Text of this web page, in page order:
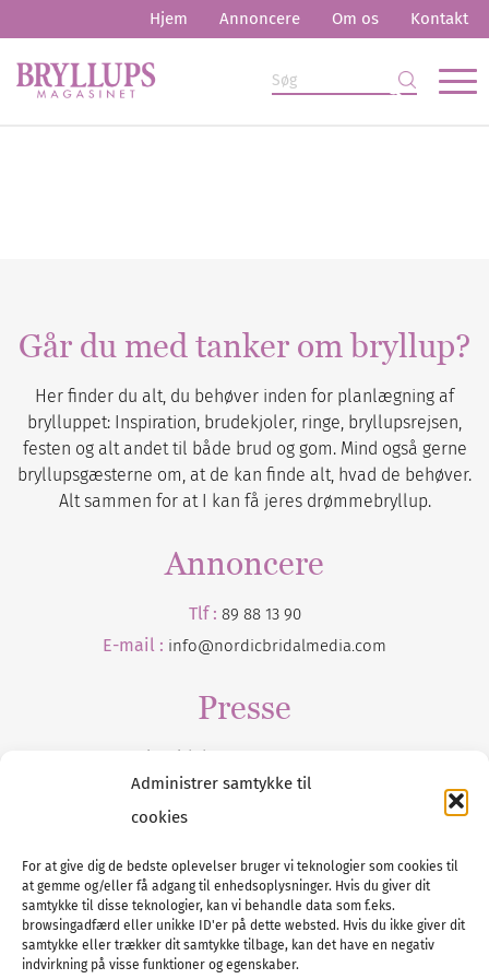
Administrer samtykke til
cookies
For at give dig de bedste oplevelser bruger vi teknologier som cookies til
at gemme og/eller få adgang til enhedsoplysninger. Hvis du giver dit
samtykke til disse teknologier, kan vi behandle data som f.eks.
browsingadfærd eller unikke ID'er på dette websted. Hvis du ikke giver dit
samtykke eller trækker dit samtykke tilbage, kan det have en negativ
indvirkning på visse funktioner og egenskaber.
Hjem Annoncere Om os Kontakt
Går du med tanker om bryllup?
Her finder du alt, du behøver inden for planlægning af
brylluppet: Inspiration, brudekjoler, ringe, bryllupsrejsen,
festen og alt andet til både brud og gom. Mind også gerne
bryllupsgæsterne om, at de kan finde alt, hvad de behøver.
Alt sammen for at I kan få jeres drømmebryllup.
Annoncere
Tlf : 89 88 13 90
E-mail : info@nordicbridalmedia.com
Presse
Tilmeld dig vores
Tel :89 88 13 90
E-post:info@nordicbridalmedia.com
Nordic Bridal Media